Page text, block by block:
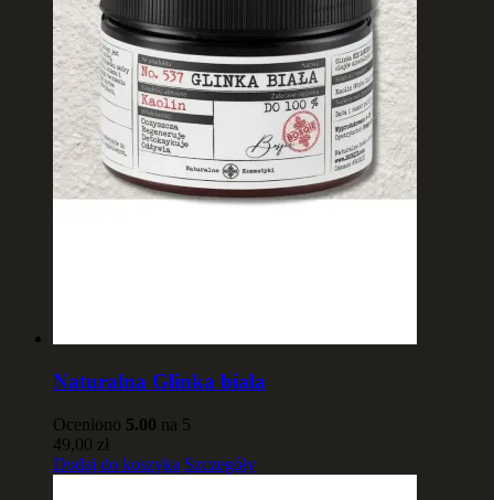
Naturalna Glinka biała
Oceniono 5.00 na 5
49,00 zł
Dodaj do koszyka Szczegóły